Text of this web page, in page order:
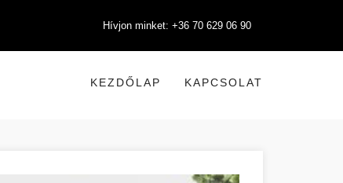
Hívjon minket: +36 70 629 06 90
KEZDŐLAP KAPCSOLAT